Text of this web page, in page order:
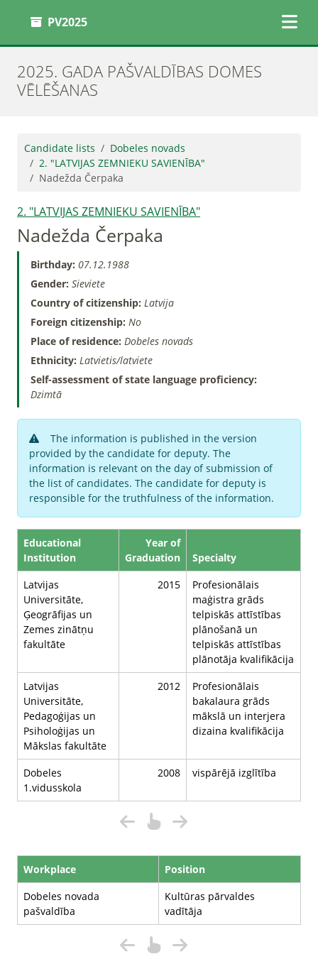
PV2025
2025. GADA PAŠVALDĪBAS DOMES
VĒLĒŠANAS
Candidate lists
Dobeles novads
2. "LATVIJAS ZEMNIEKU SAVIENĪBA"
Nadežda Čerpaka
2. "LATVIJAS ZEMNIEKU SAVIENĪBA"
Nadežda Čerpaka
Birthday: 07.12.1988
Gender: Sieviete
Country of citizenship: Latvija
Foreign citizenship: No
Place of residence: Dobeles novads
Ethnicity: Latvietis/latviete
Self-assessment of state language proficiency:
Dzimtā
The information is published in the version
provided by the candidate for deputy. The
information is relevant on the day of submission of
the list of candidates. The candidate for deputy is
responsible for the truthfulness of the information.
Educational
Institution
Year of
Graduation
Specialty
Latvijas
Universitāte,
Ģeogrāfijas un
Zemes zinātņu
fakultāte
2015
Profesionālais
maģistra grāds
telpiskās attīstības
plānošanā un
telpiskās attīstības
plānotāja kvalifikācija
Latvijas
Universitāte,
Pedagoģijas un
Psiholoģijas un
Mākslas fakultāte
2012
Profesionālais
bakalaura grāds
mākslā un interjera
dizaina kvalifikācija
Dobeles
1.vidusskola
2008 vispārējā izglītība
Workplace
Position
Dobeles novada
pašvaldība
Kultūras pārvaldes
vadītāja